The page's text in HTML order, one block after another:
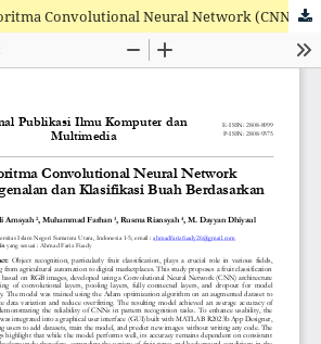
Implementasi Algoritma Convolutional Neural Network (CNN) untuk Pengenalan dan Klasifikasi Buah Berdasarkan Citra Digital